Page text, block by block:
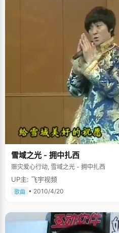
雪域之光 - 拥中扎西
赈灾爱心行动, 雪域之光 - 拥中扎西
UP主: 飞宇视频
歌曲 • 2010/4/20